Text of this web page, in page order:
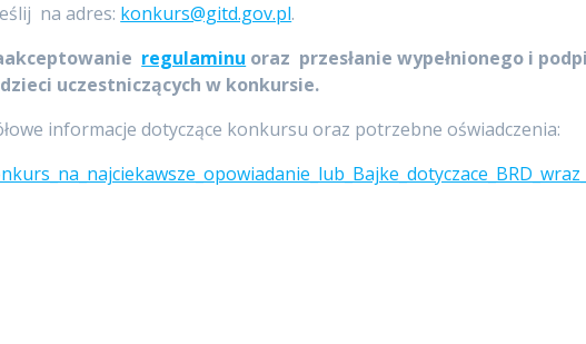
na adres: konkurs@gitd.gov.pl.
regulaminu oraz przesłanie wypełnionego i
uczestniczących w konkursie.
informacje dotyczące konkursu oraz potrzebne oświadczenia: